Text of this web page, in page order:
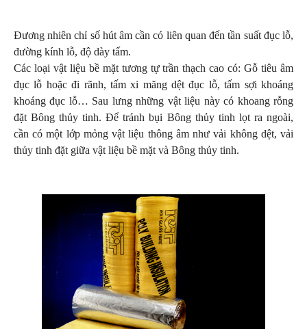
Đương nhiên chỉ số hút âm cần có liên quan đến tần suất đục lỗ,
đường kính lỗ, độ dày tấm.
Các loại vật liệu bề mặt tương tự trần thạch cao có: Gỗ tiêu âm
đục lỗ hoặc đi rãnh, tấm xi măng dệt đục lỗ, tấm sợi khoáng
khoáng đục lỗ… Sau lưng những vật liệu này có khoang rỗng
đặt Bông thủy tinh. Để tránh bụi Bông thủy tinh lọt ra ngoài,
cần có một lớp mỏng vật liệu thông âm như vải không dệt, vải
thủy tinh đặt giữa vật liệu bề mặt và Bông thủy tinh.